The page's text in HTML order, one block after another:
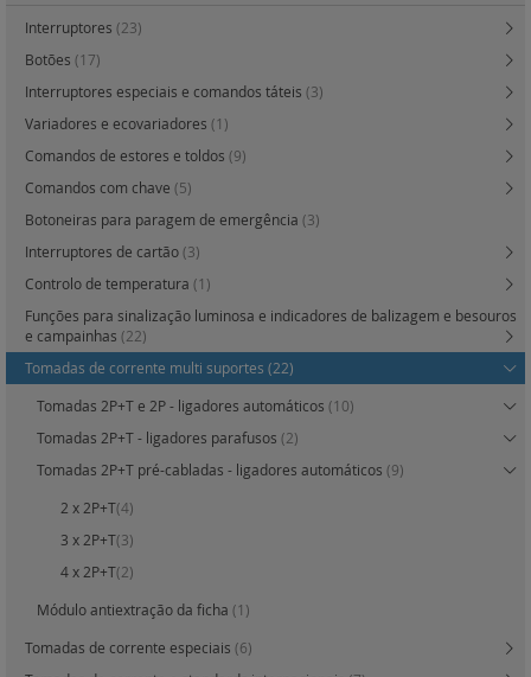
Interruptores (23)
Botões (17)
Interruptores especiais e comandos táteis (3)
Variadores e ecovariadores (1)
Comandos de estores e toldos (9)
Comandos com chave (5)
Botoneiras para paragem de emergência (3)
Interruptores de cartão(3)
Controlo de temperatura (1)
Funções para sinalização luminosa e indicadores de balizagem e besouros
e campainhas (22)
Tomadas de corrente multi suportes (22)
Tomadas 2P+T e 2P - ligadores automáticos (10)
Tomadas 2P+T - ligadores parafusos (2)
Tomadas 2P+T pré-cabladas - ligadores automáticos (9)
2 x 2P+T(4)
3 x 2P+T(3)
4 x 2P+T(2)
Módulo antiextração da ficha (1)
Tomadas de corrente especiais (6)